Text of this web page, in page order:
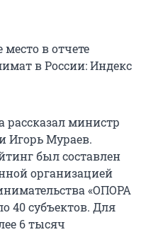
место в отчете
в России: Индекс
рассказал министр
Игорь Мураев.
был составлен
организацией
«ОПОРА
40 субъектов. Для
6 тысяч